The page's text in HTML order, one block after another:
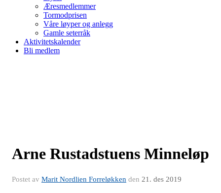
Æresmedlemmer
Tormodprisen
Våre løyper og anlegg
Gamle seterråk
Aktivitetskalender
Bli medlem
Arne Rustadstuens Minneløp
Postet av Marit Nordlien Forreløkken den 21. des 2019